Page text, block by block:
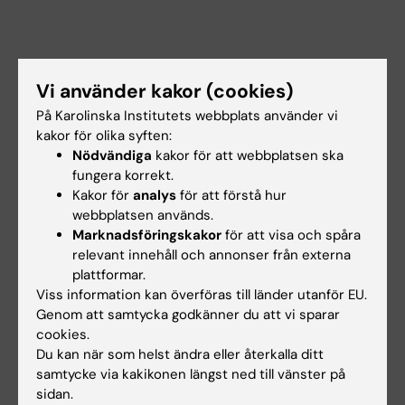
Student Studentservice
Uppdaterad av:
Lisa Bergenfelz 2020-09-30
Dela
Vi använder kakor (cookies)
På Karolinska Institutets webbplats använder vi
kakor för olika syften:
Nödvändiga kakor för att webbplatsen ska
fungera korrekt.
Kakor för analys för att förstå hur
webbplatsen används.
Marknadsföringskakor för att visa och spåra
relevant innehåll och annonser från externa
plattformar.
Viss information kan överföras till länder utanför EU.
Genom att samtycka godkänner du att vi sparar
cookies.
Du kan när som helst ändra eller återkalla ditt
samtycke via kakikonen längst ned till vänster på
sidan.